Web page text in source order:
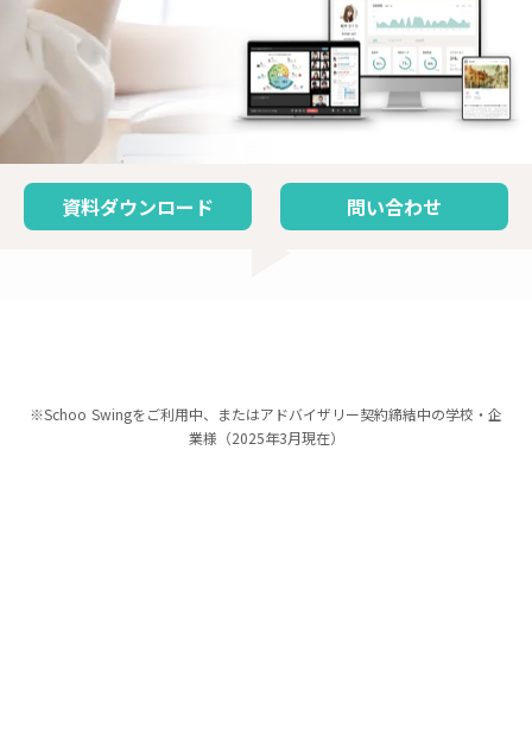
資料ダウンロード 問い合わせ
play_arrow
※Schoo Swingをご利用中、またはアドバイザリー契約締結中の学校・企
業様（2025年3月現在）